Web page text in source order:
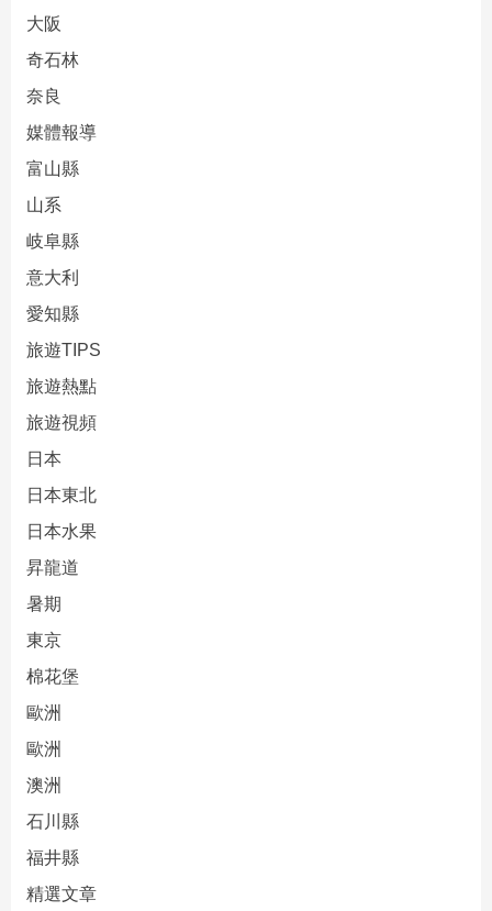
大阪
奇石林
奈良
媒體報導
富山縣
山系
岐阜縣
意大利
愛知縣
旅遊TIPS
旅遊熱點
旅遊視頻
日本
日本東北
日本水果
昇龍道
暑期
東京
棉花堡
歐洲
歐洲
澳洲
石川縣
福井縣
精選文章